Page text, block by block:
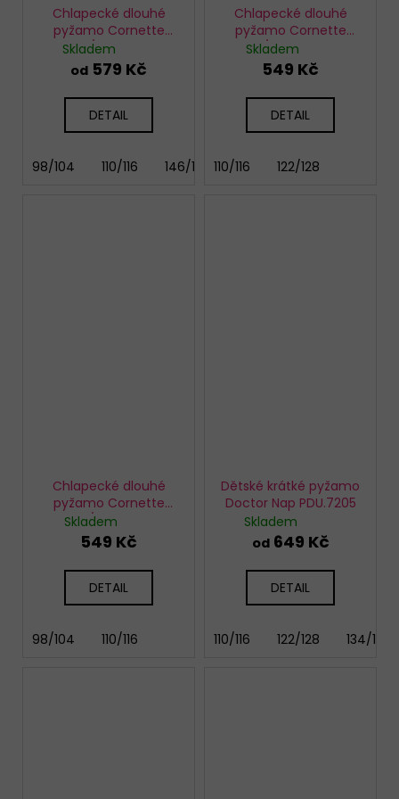
Chlapecké dlouhé
pyžamo Cornette
966/178 Boxer
Skladem
od 579 Kč
DETAIL
98/104 110/116 146/152 158/164
Chlapecké dlouhé
pyžamo Cornette
593/179 Big Boss
Skladem
549 Kč
DETAIL
110/116 122/128
Chlapecké dlouhé
pyžamo Cornette
593/181 Cool 2
Skladem
549 Kč
DETAIL
98/104 110/116
Dětské krátké pyžamo
Doctor Nap PDU.7205
Skladem
od649 Kč
DETAIL
110/116 122/128 134/140